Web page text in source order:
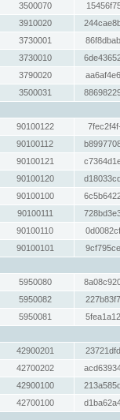
3500070
3910020
3730001
3730010
3790020
3500031
90100122
90100112
90100121
90100120
90100100
90100111
90100110
90100101
5950080
5950082
5950081
42900201
42700202
42900100
42700100